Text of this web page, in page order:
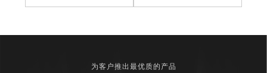
为客户推出最优质的产品